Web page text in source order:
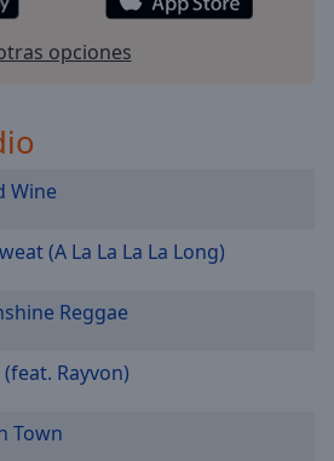
opciones
Wine
(A La La La La Long)
Reggae
Rayvon)
Town